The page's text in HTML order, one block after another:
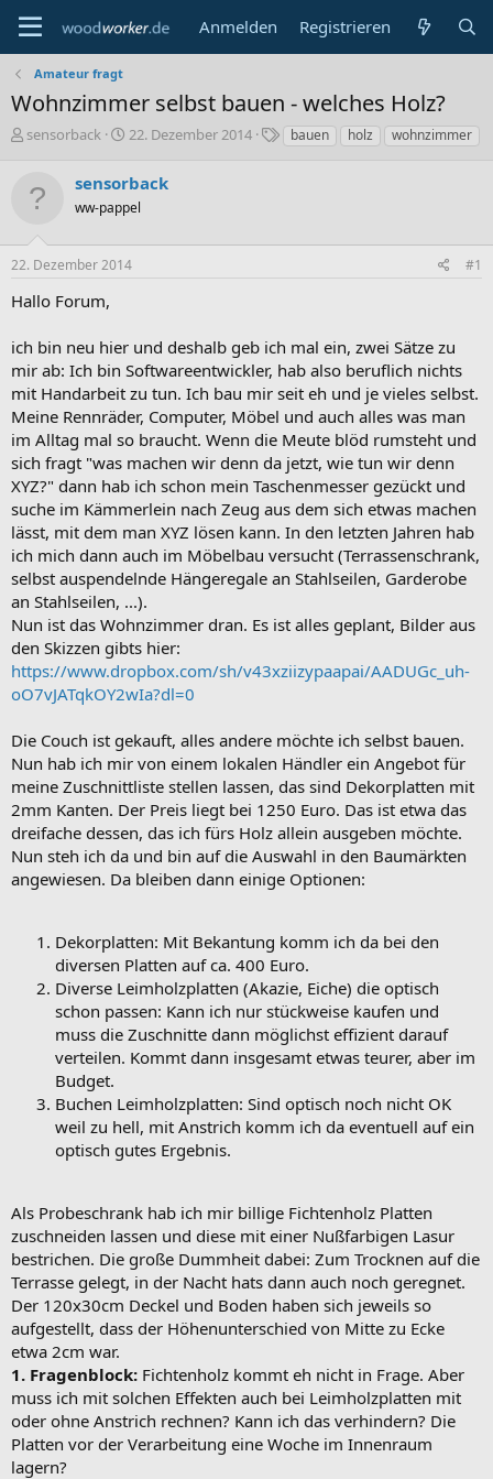
Anmelden Registrieren
Amateur fragt
Wohnzimmer selbst bauen - welches Holz?
E
t
l
e
sensorback
E
s
t
e
l
t
22. Dezember 2014
S
w
bauen holz wohnzimmer
sensorback
ww-pappel
22. Dezember 2014 #1
Hallo Forum,
ich bin neu hier und deshalb geb ich mal ein, zwei Sätze zu
mir ab: Ich bin Softwareentwickler, hab also beruflich nichts
mit Handarbeit zu tun. Ich bau mir seit eh und je vieles selbst.
Meine Rennräder, Computer, Möbel und auch alles was man
im Alltag mal so braucht. Wenn die Meute blöd rumsteht und
sich fragt "was machen wir denn da jetzt, wie tun wir denn
XYZ?" dann hab ich schon mein Taschenmesser gezückt und
suche im Kämmerlein nach Zeug aus dem sich etwas machen
lässt, mit dem man XYZ lösen kann. In den letzten Jahren hab
ich mich dann auch im Möbelbau versucht (Terrassenschrank,
selbst auspendelnde Hängeregale an Stahlseilen, Garderobe
an Stahlseilen, ...).
Nun ist das Wohnzimmer dran. Es ist alles geplant, Bilder aus
den Skizzen gibts hier:
https://www.dropbox.com/sh/v43xziizypaapai/AADUGc_uh-
oO7vJATqkOY2wIa?dl=0
Die Couch ist gekauft, alles andere möchte ich selbst bauen.
Nun hab ich mir von einem lokalen Händler ein Angebot für
meine Zuschnittliste stellen lassen, das sind Dekorplatten mit
2mm Kanten. Der Preis liegt bei 1250 Euro. Das ist etwa das
dreifache dessen, das ich fürs Holz allein ausgeben möchte.
Nun steh ich da und bin auf die Auswahl in den Baumärkten
angewiesen. Da bleiben dann einige Optionen:
Dekorplatten: Mit Bekantung komm ich da bei den
diversen Platten auf ca. 400 Euro.
Diverse Leimholzplatten (Akazie, Eiche) die optisch
schon passen: Kann ich nur stückweise kaufen und
muss die Zuschnitte dann möglichst effizient darauf
verteilen. Kommt dann insgesamt etwas teurer, aber im
Budget.
Buchen Leimholzplatten: Sind optisch noch nicht OK
weil zu hell, mit Anstrich komm ich da eventuell auf ein
optisch gutes Ergebnis.
Als Probeschrank hab ich mir billige Fichtenholz Platten
zuschneiden lassen und diese mit einer Nußfarbigen Lasur
bestrichen. Die große Dummheit dabei: Zum Trocknen auf die
Terrasse gelegt, in der Nacht hats dann auch noch geregnet.
Der 120x30cm Deckel und Boden haben sich jeweils so
aufgestellt, dass der Höhenunterschied von Mitte zu Ecke
etwa 2cm war.
1. Fragenblock: Fichtenholz kommt eh nicht in Frage. Aber
muss ich mit solchen Effekten auch bei Leimholzplatten mit
oder ohne Anstrich rechnen? Kann ich das verhindern? Die
Platten vor der Verarbeitung eine Woche im Innenraum
lagern?